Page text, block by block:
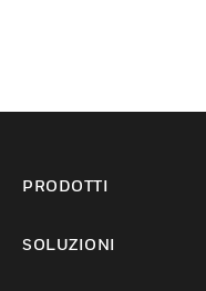
PRODOTTI
SOLUZIONI